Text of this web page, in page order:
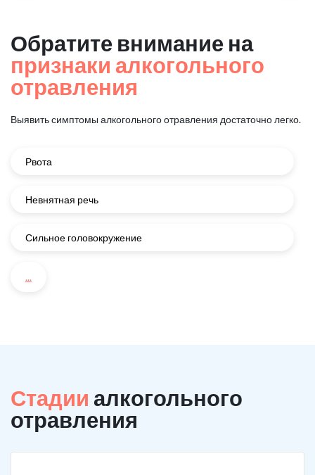
Обратите внимание на
признаки алкогольного
отравления
Выявить симптомы алкогольного отравления достаточно легко.
Рвота
Невнятная речь
Сильное головокружение
...
Стадии алкогольного
отравления